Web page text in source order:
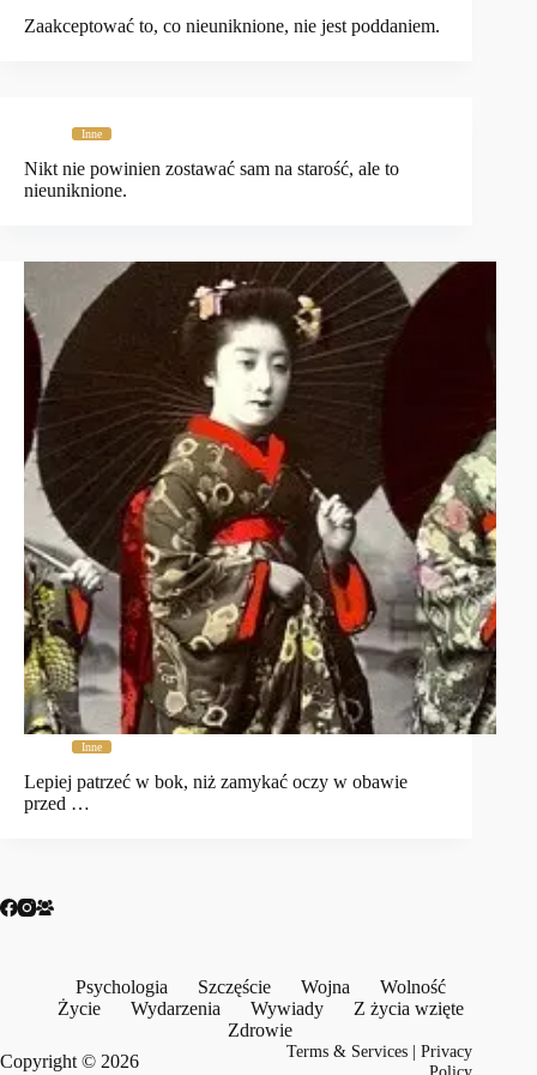
Zaakceptować to, co nieuniknione, nie jest poddaniem.
Inne
Nikt nie powinien zostawać sam na starość, ale to
nieuniknione.
Inne
Lepiej patrzeć w bok, niż zamykać oczy w obawie
przed …
Psychologia Szczęście Wojna
Wolność
Życie
Wydarzenia Wywiady
Z życia wzięte
Zdrowie
Copyright © 2026
Terms & Services |Privacy